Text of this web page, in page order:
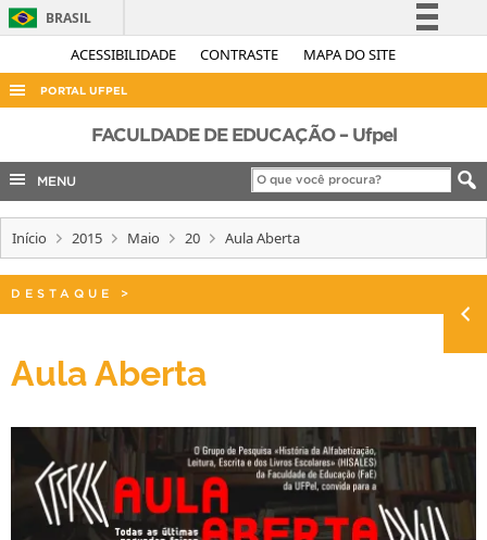
ACESSIBILIDADE CONTRASTE MAPA DO SITE
BRASIL
Simplifique!
Acesso à informação
Legislação
Canais
PORTAL UFPEL
ACESSO À INFORMAÇÃO
AUDITORIA
COBALTO
CONCURSOS
EDITAIS
INTERNACIONAL
PORTARIAS
FACULDADE DE EDUCAÇÃO – Ufpel
MENU
Início 2015 Maio 20 Aula Aberta
DESTAQUE >
Aula Aberta